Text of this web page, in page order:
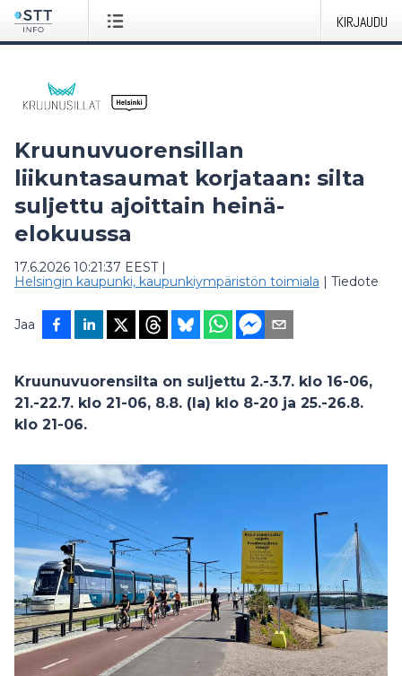
KIRJAUDU
Kruunuvuorensillan
liikuntasaumat korjataan: silta
suljettu ajoittain heinä-
elokuussa
17.6.2026 10:21:37 EEST|
Helsingin kaupunki, kaupunkiympäristön toimiala | Tiedote
Jaa
Kruunuvuorensilta on suljettu 2.-3.7. klo 16-06,
21.-22.7. klo 21-06, 8.8. (la) klo 8-20 ja 25.-26.8.
klo 21-06.